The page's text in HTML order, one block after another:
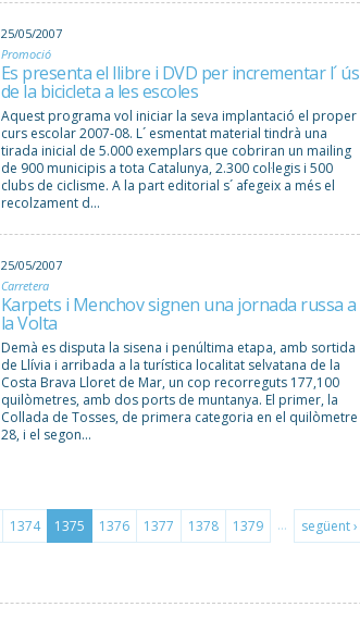
25/05/2007
Promoció
Es presenta el llibre i DVD per incrementar l´ ús
de la bicicleta a les escoles
Aquest programa vol iniciar la seva implantació el proper
curs escolar 2007-08. L´ esmentat material tindrà una
tirada inicial de 5.000 exemplars que cobriran un mailing
de 900 municipis a tota Catalunya, 2.300 col·legis i 500
clubs de ciclisme. A la part editorial s´ afegeix a més el
recolzament d...
25/05/2007
Carretera
Karpets i Menchov signen una jornada russa a
la Volta
Demà es disputa la sisena i penúltima etapa, amb sortida
de Llívia i arribada a la turística localitat selvatana de la
Costa Brava Lloret de Mar, un cop recorreguts 177,100
quilòmetres, amb dos ports de muntanya. El primer, la
Collada de Tosses, de primera categoria en el quilòmetre
28, i el segon...
1374 1375 1376 1377 1378 1379 …
següent ›